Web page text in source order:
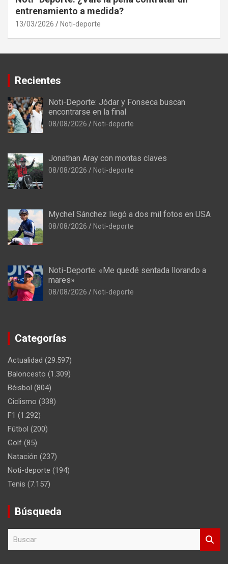
entrenamiento a medida?
13/03/2026 Noti-deporte
Recientes
Noti-Deporte: Jódar y Fonseca buscan
encontrarse en la final
08/08/2026 Noti-deporte
Jonathan Aray con montas claves
08/08/2026 Noti-deporte
Mychel Sánchez llegó a dos mil fotos en USA
08/08/2026 Noti-deporte
Noti-Deporte: «Me quedé sentada llorando a
mares»
08/08/2026 Noti-deporte
Categorías
Actualidad (29.597)
Baloncesto (1.309)
Béisbol (804)
Ciclismo (338)
F1 (1.292)
Fútbol (200)
Golf (85)
Natación (237)
Noti-deporte (194)
Tenis (7.157)
Búsqueda